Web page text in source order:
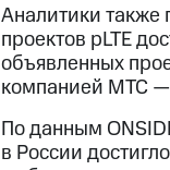
Аналитики также
проектов pLTE
объявленных
компанией МТС —
По данным
в России